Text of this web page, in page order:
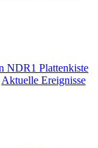
NDR1 Plattenkiste
Aktuelle Ereignisse